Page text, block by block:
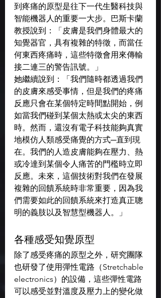
到疼痛的原型是往下一代生醫科技與
智能機器人的重要一大步。巴斯卡蘭
教授說到：「皮膚是我們身體最大的
知覺器官，具有複雜的特徵，而當任
何東西疼痛時，這些特徵會用來傳輸
接二連三的警告訊號。」
她繼續說到：「我們隨時都透過我們
的皮膚來感受事情，但是我們的疼痛
反應只會在某個特定時間點開始，例
如當我們碰到某個太熱或太尖的東西
時。然而，還沒有電子科技能夠真實
地模仿人類感受痛覺的方式─直到現
在。我們的人造皮膚能夠在壓力、熱
或冷達到某個令人痛苦的門檻時立即
反應。未來，這個技術對我們在發展
複雜的回饋系統時非常重要，因為我
們需要如此的回饋系統來打造真正聰
明的義肢以及智慧型機器人。」
各種感受知覺原型
除了感受疼痛的原型之外，研究團隊
也研發了使用彈性電路（Stretchable
electronics）的設備，這些彈性電路
可以感受並對溫度及壓力上的變化做